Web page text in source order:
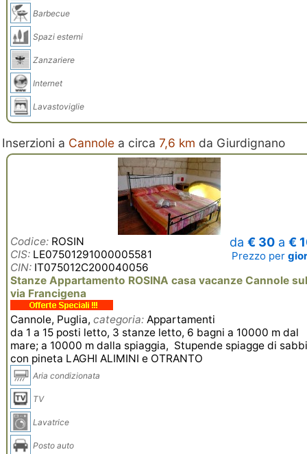
Barbecue
Spazi esterni
Zanzariere
Internet
Lavastoviglie
Inserzioni a Cannole a circa7,6 km da Giurdignano
da€ 30 a€
Prezzo per
Codice: ROSIN
CIS: LE07501291000005581
CIN: IT075012C200040056
Stanze Appartamento ROSINA casa vacanze Cannole
via Francigena
Cannole, Puglia,categoria: Appartamenti
da 1 a 15 posti letto, 3 stanze letto, 6 bagni a 10000 m dal
mare; a 10000 m dalla spiaggia, Stupende spiagge di
con pineta LAGHI ALIMINI e OTRANTO
Aria condizionata
TV
Lavatrice
Posto auto